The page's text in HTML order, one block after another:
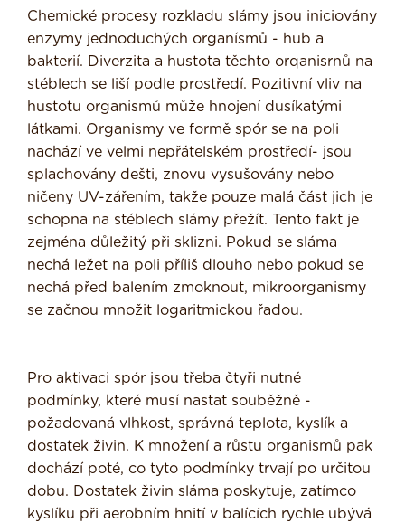
Chemické procesy rozkladu slámy jsou iniciovány
enzymy jednoduchých orga­nísmů - hub a
bakterií. Diverzita a hustota těchto orqanisrnů na
stéblech se liší podle prostředí. Pozitivní vliv na
hustotu organismů může hnojení dusíkatými
látkami. Organismy ve formě spór se na poli
nachází ve velmi nepřátelském prostředí- jsou
splachovány dešti, znovu vysušovány nebo
ničeny UV-zářením, takže pouze malá část jich je
schopna na stéblech slámy přežít. Tento fakt je
zejména důležitý při sklizni. Pokud se sláma
nechá ležet na poli příliš dlouho nebo pokud se
nechá před balením zmoknout, mikroorganismy
se začnou množit logaritmickou řadou.
Pro aktivaci spór jsou třeba čtyři nutné
podmínky, které musí nastat souběžně -
požadovaná vlhkost, správná teplota, kyslík a
dostatek živin. K množení a růstu organismů pak
dochází poté, co tyto podmínky trvají po určitou
dobu. Dostatek živin sláma poskytuje, zatímco
kyslíku při aerobním hnití v balících rychle ubývá